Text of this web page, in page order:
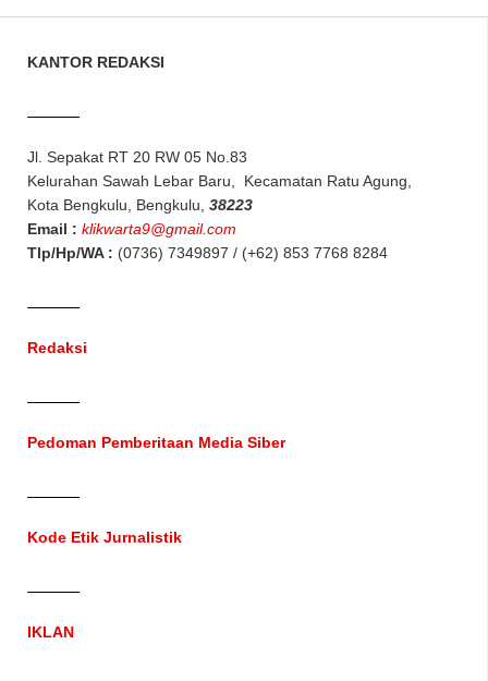
KANTOR REDAKSI
Jl. Sepakat RT 20 RW 05 No.83
Kelurahan Sawah Lebar Baru, Kecamatan Ratu Agung,
Kota Bengkulu, Bengkulu, 38223
Email : klikwarta9@gmail.com
Tlp/Hp/WA : (0736) 7349897 / (+62) 853 7768 8284
Redaksi
Pedoman Pemberitaan Media Siber
Kode Etik Jurnalistik
IKLAN